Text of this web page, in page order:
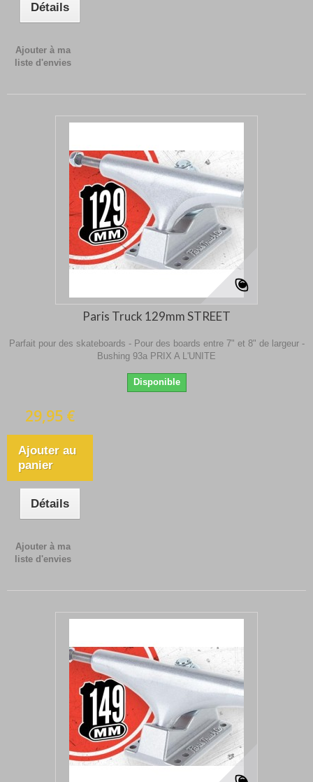
Détails
Ajouter à ma
liste d'envies
Paris Truck 129mm STREET
Parfait pour des skateboards - Pour des boards entre 7" et 8" de largeur -
Bushing 93a PRIX A L'UNITE
Disponible
29,95 €
Ajouter au
panier
Détails
Ajouter à ma
liste d'envies